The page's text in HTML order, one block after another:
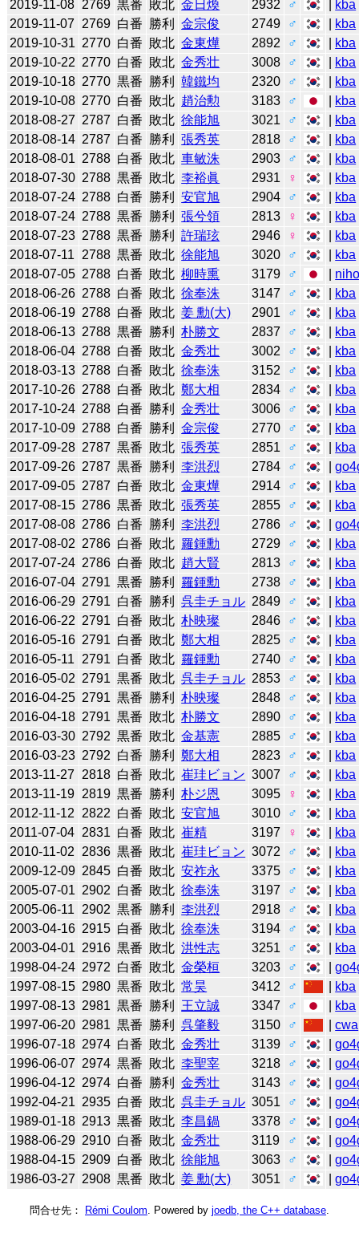
2019-11-08 2769 黒番 敗北 金日煥 2932 ♂ kba
2019-11-07
2769 白番 勝利 金宗俊 2749 ♂ kba
2019-10-31 2770 白番 敗北 金東燁 2892 ♂ kba
2019-10-22 2770 白番 敗北 金秀壮 3008 ♂ kba
2019-10-18 2770 黒番 勝利 韓鐵均 2320 ♂ kba
2019-10-08 2770 白番 敗北 趙治勲 3183 ♂ kba
2018-08-27 2787 白番 敗北 徐能旭 3021 ♂ kba
2018-08-14 2787 白番 勝利 張秀英 2818 ♂ kba
2018-08-01 2788 白番 敗北 車敏洙 2903 ♂ kba
2018-07-30 2788 黒番 敗北 李裕眞 2931 ♀ kba
2018-07-24 2788 白番 勝利 安官旭 2904 ♂ kba
2018-07-24 2788 黒番 勝利 張兮領 2813 ♀ kba
2018-07-23 2788 黒番 勝利 許瑞玹 2946 ♀ kba
2018-07-11
2788 黒番 敗北 徐能旭 3020 ♂ kba
2018-07-05 2788 白番 敗北 柳時熏 3179 ♂
2018-06-26 2788 白番 敗北 徐奉洙 3147 ♂ kba
2018-06-19 2788 白番 敗北 姜 勳(大) 2901 ♂ kba
2018-06-13 2788 黒番 勝利 朴勝文 2837 ♂ kba
2018-06-04 2788 白番 敗北 金秀壮 3002 ♂ kba
2018-03-13 2788 白番 敗北 徐奉洙 3152 ♂ kba
2017-10-26 2788 白番 敗北 鄭大相 2834 ♂ kba
2017-10-24 2788 白番 勝利 金秀壮 3006 ♂ kba
2017-10-09 2788 白番 勝利 金宗俊 2770 ♂ kba
2017-09-28 2787 黒番 敗北 張秀英 2851 ♂ kba
2017-09-26 2787 黒番 勝利 李洪烈 2784 ♂ |
2017-09-05 2787 白番 敗北 金東燁 2914 ♂ kba
2017-08-15 2786 黒番 敗北 張秀英 2855 ♂ kba
2017-08-08 2786 白番 勝利 李洪烈 2786 ♂ |
2017-08-02 2786 白番 敗北 羅鍾勳 2729 ♂ kba
2017-07-24 2786 白番 敗北 趙大賢 2813 ♂ kba
2016-07-04 2791 黒番 勝利 羅鍾勳 2738 ♂ kba
2016-06-29 2791 白番 勝利 呉圭チョル 2849 ♂ kba
2016-06-22 2791 白番 敗北 朴映璨 2846 ♂ kba
2016-05-16 2791 白番 敗北 鄭大相 2825 ♂ kba
2016-05-11
2791 白番 敗北 羅鍾勳 2740 ♂ kba
2016-05-02 2791 黒番 敗北 呉圭チョル 2853 ♂ kba
2016-04-25 2791 黒番 勝利 朴映璨 2848 ♂ kba
2016-04-18 2791 黒番 敗北 朴勝文 2890 ♂ kba
2016-03-30 2792 黒番 敗北 金基憲 2885 ♂ kba
2016-03-23 2792 白番 勝利 鄭大相 2823 ♂ kba
2013-11-27
2818 白番 敗北 崔珪ビョン 3007 ♂ kba
2013-11-19 2819 黒番 勝利 朴ジ恩 3095 ♀ kba
2012-11-12
2822 白番 敗北 安官旭 3010 ♂ kba
2011-07-04 2831 白番 敗北 崔精 3197 ♀ kba
2010-11-02
2836 黒番 敗北 崔珪ビョン 3072 ♂ kba
2009-12-09 2845 白番 敗北 安祚永 3375 ♂ kba
2005-07-01 2902 白番 敗北 徐奉洙 3197 ♂ kba
2005-06-11
2902 黒番 勝利 李洪烈 2918 ♂ kba
2003-04-16 2915 白番 敗北 徐奉洙 3194 ♂ kba
2003-04-01 2916 黒番 敗北 洪性志 3251 ♂ kba
1998-04-24 2972 白番 敗北 金榮桓 3203 ♂ |
1997-08-15 2980 黒番 敗北 常昊 3412 ♂ kba
1997-08-13 2981 黒番 勝利 王立誠 3347 ♂ kba
1997-06-20 2981 黒番 勝利 呉肇毅 3150 ♂ |cwa
1996-07-18 2974 白番 敗北 金秀壮 3139 ♂ |
1996-06-07 2974 黒番 敗北 李聖宰 3218 ♂ |
1996-04-12 2974 白番 勝利 金秀壮 3143 ♂ |
1992-04-21 2935 白番 敗北 呉圭チョル 3051 ♂ |
1989-01-18 2913 黒番 敗北 李昌鍋 3378 ♂ |
1988-06-29 2910 白番 敗北 金秀壮 3119 ♂ |
1988-04-15 2909 白番 敗北 徐能旭 3063 ♂ |
1986-03-27 2908 黒番 敗北 姜 勳(大) 3051 ♂ |
問合せ先： Rémi Coulom . Powered by joedb, the C++ database